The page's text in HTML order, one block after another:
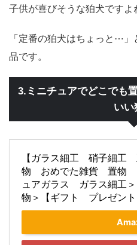
子供が喜びそうな狛犬ですよ
「定番の狛犬はちょっと⋯
品です。
3.ミニチュアでどこでも
いい
【ガラス細工 硝子細
物 おめでた雑貨 置物
ュアガラス ガラス細工
物＞【ギフト プレゼン